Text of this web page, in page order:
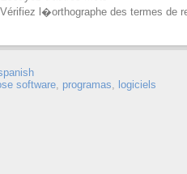
Vérifiez l�orthographe des termes de
software, programas, logiciels